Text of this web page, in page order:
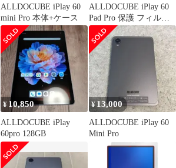
ALLDOCUBE iPlay 60
mini Pro 本体+ケース
ALLDOCUBE iPlay 60
Pad Pro 保護 フィルム
OverLay Eye Protector
9H for オールドキュー
ブ 液晶保護 9H 高硬度
ブルーライトカット
¥ 10,850
ALLDOCUBE iPlay
60pro 128GB
¥ 13,000
ALLDOCUBE iPlay 60
Mini Pro